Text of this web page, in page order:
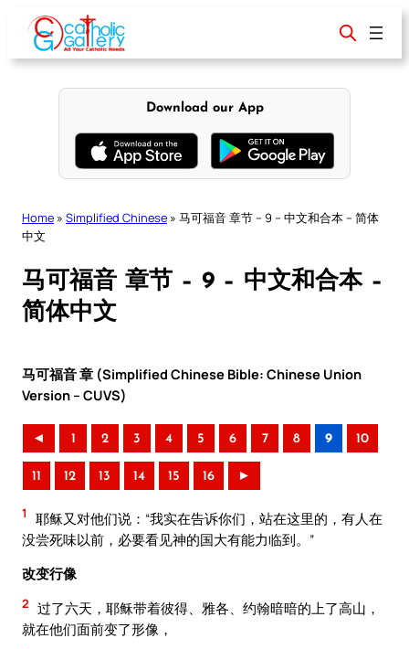
content
Download our App
Home » Simplified Chinese » 马可福音 章节 – 9 – 中文和合本 – 简体
中文
马可福音 章节 – 9 – 中文和合本 –
简体中文
马可福音 章 (Simplified Chinese Bible: Chinese Union
Version – CUVS)
◄ 1 2 3 4 5 6 7 8 9 10
11 12 13 14 15 16 ►
1
耶稣又对他们说：“我实在告诉你们，站在这里的，有人在
没尝死味以前，必要看见神的国大有能力临到。”
改变行像
2 过了六天，耶稣带着彼得、雅各、约翰暗暗的上了高山，
就在他们面前变了形像，